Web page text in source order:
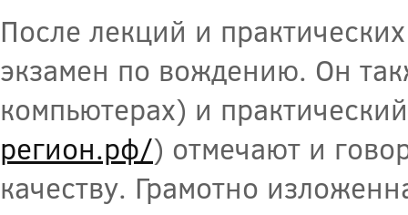
После лекций и
экзамен по вождению. Он
компьютерах) и
регион.рф/) отмечают и
качеству. Грамотно